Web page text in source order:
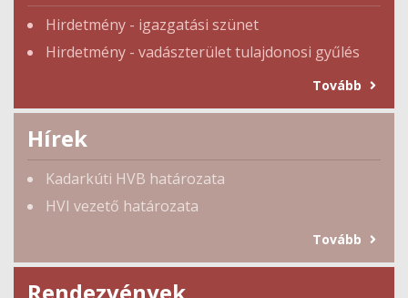
Hirdetmény - igazgatási szünet
Hirdetmény - vadászterület tulajdonosi gyűlés
Tovább
Hírek
Kadarkúti HVB határozata
HVI vezető határozata
Tovább